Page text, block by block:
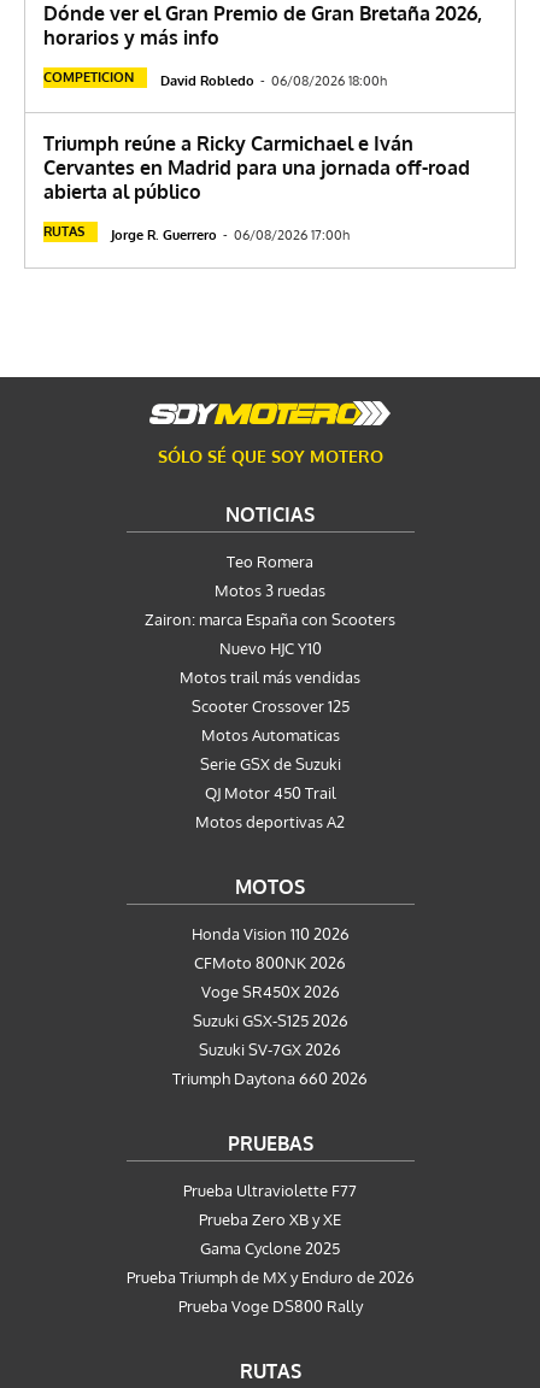
Dónde ver el Gran Premio de Gran Bretaña 2026,
horarios y más info
COMPETICION David Robledo - 06/08/2026 18:00h
Triumph reúne a Ricky Carmichael e Iván
Cervantes en Madrid para una jornada off-road
abierta al público
RUTAS Jorge R. Guerrero - 06/08/2026 17:00h
SÓLO SÉ QUE SOY MOTERO
NOTICIAS
Teo Romera
Motos 3 ruedas
Zairon: marca España con Scooters
Nuevo HJC Y10
Motos trail más vendidas
Scooter Crossover 125
Motos Automaticas
Serie GSX de Suzuki
QJ Motor 450 Trail
Motos deportivas A2
MOTOS
Honda Vision 110 2026
CFMoto 800NK 2026
Voge SR450X 2026
Suzuki GSX-S125 2026
Suzuki SV-7GX 2026
Triumph Daytona 660 2026
PRUEBAS
Prueba Ultraviolette F77
Prueba Zero XB y XE
Gama Cyclone 2025
Prueba Triumph de MX y Enduro de 2026
Prueba Voge DS800 Rally
RUTAS